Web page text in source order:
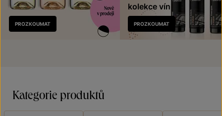
Nově
v prodeji
PROZKOUMAT
kolekce vín
PROZKOUMAT
Kategorie produktů